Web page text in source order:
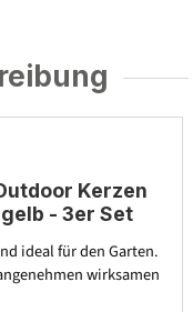
Kerzen
- 3er Set
ideal für den Garten.
wirksamen